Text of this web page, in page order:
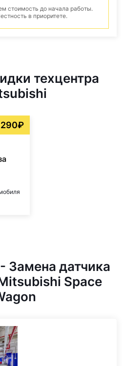
стоимость до начала работы.
в приоритете.
техцентра
Замена датчика
Space